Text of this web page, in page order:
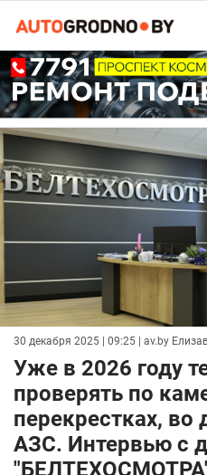
30 декабря 2025 | 09:25 | av.by
Уже в 2026 году
проверять по
перекрестках, во
АЗС. Интервью с